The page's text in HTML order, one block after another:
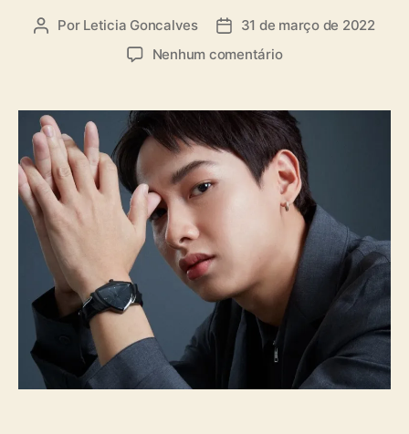
A
r
d
o
p
o
s
Por Leticia Goncalves
D
d
e
p
ç
31 de março de 2022
Nenhum comentárioe
L
I
S
T
A
]
d
r
a
m
o